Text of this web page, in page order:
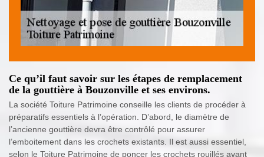
Ce qu’il faut savoir sur les étapes de remplacement
de la gouttière à Bouzonville et ses environs.
La société Toiture Patrimoine conseille les clients de procéder à
préparatifs essentiels à l’opération. D’abord, le diamètre de
l’ancienne gouttière devra être contrôlé pour assurer
l’emboitement dans les crochets existants. Il est aussi essentiel,
selon le Toiture Patrimoine de poncer les crochets rouillés avant